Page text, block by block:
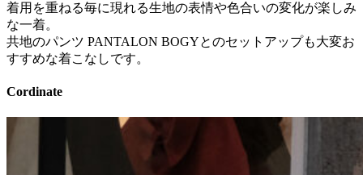
着用を重ねる毎に現れる生地の表情や色合いの変化が楽しみ
な一着。
共地のパンツ PANTALON BOGYとのセットアップも大変お
すすめな着こなしです。
Cordinate